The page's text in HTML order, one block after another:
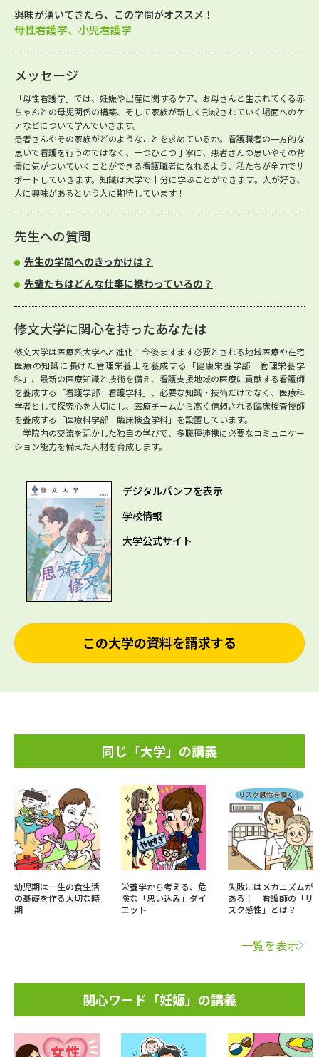
興味が湧いてきたら、この学問がオススメ！
母性看護学、小児看護学
メッセージ
「母性看護学」では、妊娠や出産に関するケア、お母さんと生まれてくる赤
ちゃんとの母児関係の構築、そして家族が新しく形成されていく場面へのケ
アなどについて学んでいきます。
患者さんやその家族がどのようなことを求めているか。看護職者の一方的な
思いで看護を行うのではなく、一つひとつ丁寧に、患者さんの思いやその背
景に気がついていくことができる看護職者になれるよう、私たちが全力でサ
ポートしていきます。知識は大学で十分に学ぶことができます。人が好き、
人に興味があるという人に期待しています！
先生への質問
先生の学問へのきっかけは？
先輩たちはどんな仕事に携わっているの？
修文大学に関心を持ったあなたは
修文大学は医療系大学へと進化！今後ますます必要とされる地域医療や在宅
医療の知識に長けた管理栄養士を養成する「健康栄養学部 管理栄養学
科」、最新の医療知識と技術を備え、看護支援地域の医療に貢献する看護師
を養成する「看護学部 看護学科」、必要な知識・技術だけでなく、医療科
学者として探究心を大切にし、医療チームから高く信頼される臨床検査技師
を養成する「医療科学部 臨床検査学科」を設置しています。
学院内の交流を活かした独自の学びで、多職種連携に必要なコミュニケー
ション能力を備えた人材を育成します。
デジタルパンフを表示
学校情報
大学公式サイト
この大学の資料を請求する
同じ「大学」の講義
幼児期は一生の食生活
の基礎を作る大切な時
期
栄養学から考える、危
険な「思い込み」ダイ
エット
失敗にはメカニズムが
ある！ 看護師の「リ
スク感性」とは？
一覧を表示
関心ワード「妊娠」の講義